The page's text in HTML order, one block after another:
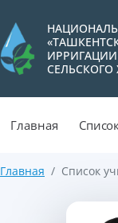
СЕЛЬСКОГО
Главная
Главная Список